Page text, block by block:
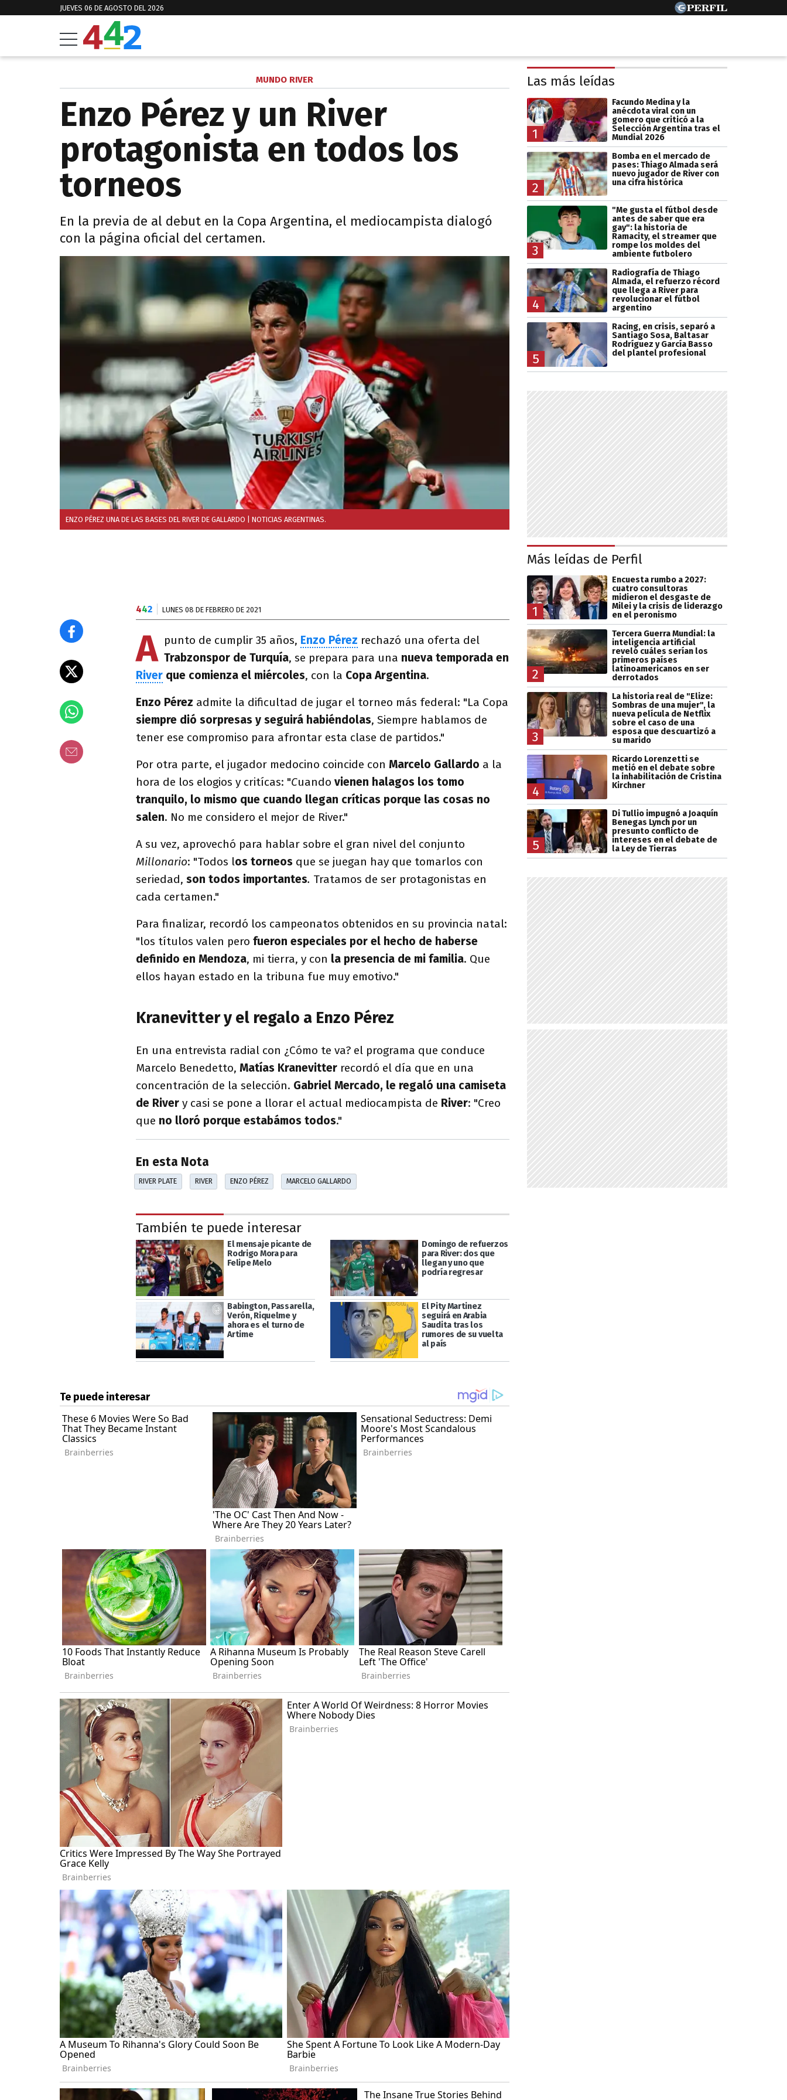
JUEVES 06 DE AGOSTO DEL 2026
MUNDO RIVER
Enzo Pérez y un River
protagonista en todos los
torneos
En la previa de al debut en la Copa Argentina, el mediocampista dialogó
con la página oficial del certamen.
ENZO PÉREZ UNA DE LAS BASES DEL RIVER DE GALLARDO | NOTICIAS ARGENTINAS.
442 LUNES 08 DE FEBRERO DE 2021
A punto de cumplir 35 años, Enzo Pérez rechazó una oferta del
Trabzonspor de Turquía, se prepara para una nueva temporada en
River que comienza el miércoles, con la Copa Argentina.
Enzo Pérez admite la dificultad de jugar el torneo más federal: "La Copa
siempre dió sorpresas y seguirá habiéndolas, Siempre hablamos de
tener ese compromiso para afrontar esta clase de partidos."
Por otra parte, el jugador medocino coincide con Marcelo Gallardo a la
hora de los elogios y critícas: "Cuando vienen halagos los tomo
tranquilo, lo mismo que cuando llegan críticas porque las cosas no
salen. No me considero el mejor de River."
A su vez, aprovechó para hablar sobre el gran nivel del conjunto
Millonario: "Todos los torneos que se juegan hay que tomarlos con
seriedad, son todos importantes. Tratamos de ser protagonistas en
cada certamen."
Para finalizar, recordó los campeonatos obtenidos en su provincia natal:
"los títulos valen pero fueron especiales por el hecho de haberse
definido en Mendoza, mi tierra, y con la presencia de mi familia. Que
ellos hayan estado en la tribuna fue muy emotivo."
Kranevitter y el regalo a Enzo Pérez
En una entrevista radial con ¿Cómo te va? el programa que conduce
Marcelo Benedetto, Matías Kranevitter recordó el día que en una
concentración de la selección. Gabriel Mercado, le regaló una camiseta
de River y casi se pone a llorar el actual mediocampista de River: "Creo
que no lloró porque estabámos todos."
En esta Nota
RIVER PLATE RIVER ENZO PÉREZ MARCELO GALLARDO
También te puede interesar
El mensaje picante de
Rodrigo Mora para
Felipe Melo
Domingo de refuerzos
para River: dos que
llegan y uno que
podría regresar
Babington, Passarella,
Verón, Riquelme y
ahora es el turno de
Artime
El Pity Martinez
seguirá en Arabia
Saudita tras los
rumores de su vuelta
al país
Las más leídas
1
Facundo Medina y la
anécdota viral con un
gomero que criticó a la
Selección Argentina tras el
Mundial 2026
2
Bomba en el mercado de
pases: Thiago Almada será
nuevo jugador de River con
una cifra histórica
3
"Me gusta el fútbol desde
antes de saber que era
gay": la historia de
Ramacity, el streamer que
rompe los moldes del
ambiente futbolero
4
Radiografía de Thiago
Almada, el refuerzo récord
que llega a River para
revolucionar el fútbol
argentino
5
Racing, en crisis, separó a
Santiago Sosa, Baltasar
Rodríguez y García Basso
del plantel profesional
Más leídas de Perfil
1
Encuesta rumbo a 2027:
cuatro consultoras
midieron el desgaste de
Milei y la crisis de liderazgo
en el peronismo
2
Tercera Guerra Mundial: la
inteligencia artificial
reveló cuáles serían los
primeros países
latinoamericanos en ser
derrotados
3
La historia real de "Elize:
Sombras de una mujer", la
nueva película de Netflix
sobre el caso de una
esposa que descuartizó a
su marido
4
Ricardo Lorenzetti se
metió en el debate sobre
la inhabilitación de Cristina
Kirchner
5
Di Tullio impugnó a Joaquín
Benegas Lynch por un
presunto conflicto de
intereses en el debate de
la Ley de Tierras